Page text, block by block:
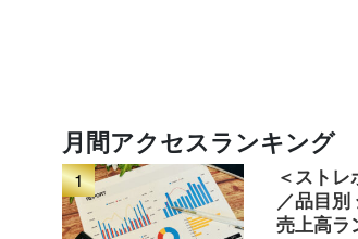
月間アクセスランキング
1
＜スト
／品目別
売上高ラ